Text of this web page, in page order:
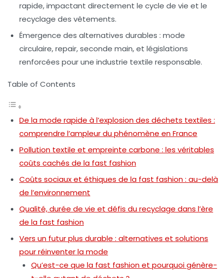
rapide, impactant directement le cycle de vie et le
recyclage des vêtements.
Émergence des alternatives durables : mode
circulaire, repair, seconde main, et législations
renforcées pour une industrie textile responsable.
Table of Contents
De la mode rapide à l’explosion des déchets textiles :
comprendre l’ampleur du phénomène en France
Pollution textile et empreinte carbone : les véritables
coûts cachés de la fast fashion
Coûts sociaux et éthiques de la fast fashion : au-delà
de l’environnement
Qualité, durée de vie et défis du recyclage dans l’ère
de la fast fashion
Vers un futur plus durable : alternatives et solutions
pour réinventer la mode
Qu’est-ce que la fast fashion et pourquoi génère-